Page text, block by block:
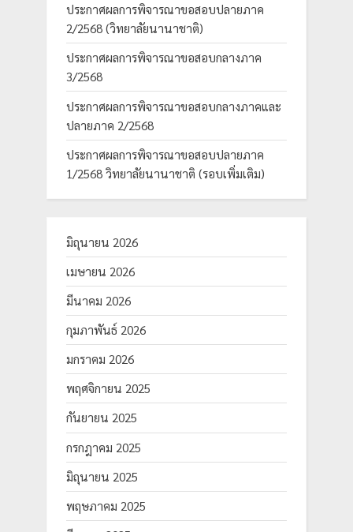
ประกาศผลการพิจารณาขอสอบปลายภาค
2/2568 (วิทยาลัยนานาชาติ)
ประกาศผลการพิจารณาขอสอบกลางภาค
3/2568
ประกาศผลการพิจารณาขอสอบกลางภาคและ
ปลายภาค 2/2568
ประกาศผลการพิจารณาขอสอบปลายภาค
1/2568 วิทยาลัยนานาชาติ (รอบเพิ่มเติม)
มิถุนายน 2026
เมษายน 2026
มีนาคม 2026
กุมภาพันธ์ 2026
มกราคม 2026
พฤศจิกายน 2025
กันยายน 2025
กรกฎาคม 2025
มิถุนายน 2025
พฤษภาคม 2025